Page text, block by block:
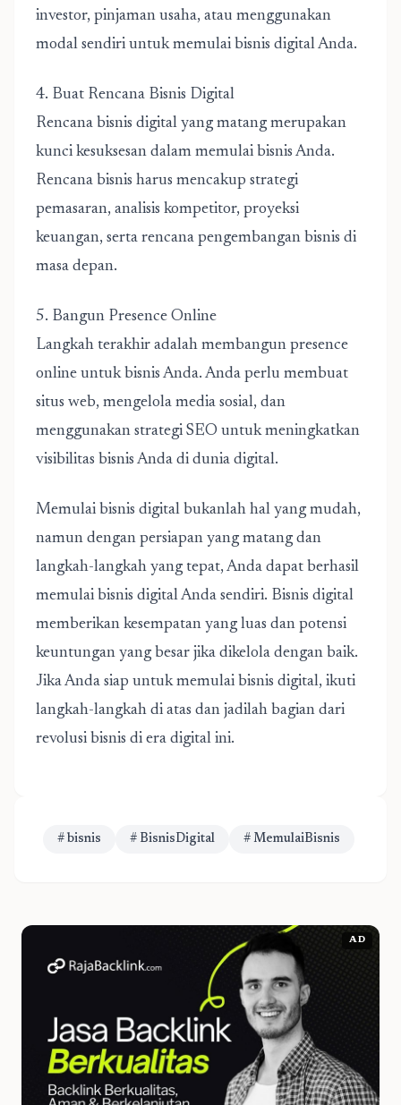
investor, pinjaman usaha, atau menggunakan
modal sendiri untuk memulai bisnis digital Anda.
4. Buat Rencana Bisnis Digital
Rencana bisnis digital yang matang merupakan
kunci kesuksesan dalam memulai bisnis Anda.
Rencana bisnis harus mencakup strategi
pemasaran, analisis kompetitor, proyeksi
keuangan, serta rencana pengembangan bisnis di
masa depan.
5. Bangun Presence Online
Langkah terakhir adalah membangun presence
online untuk bisnis Anda. Anda perlu membuat
situs web, mengelola media sosial, dan
menggunakan strategi SEO untuk meningkatkan
visibilitas bisnis Anda di dunia digital.
Memulai bisnis digital bukanlah hal yang mudah,
namun dengan persiapan yang matang dan
langkah-langkah yang tepat, Anda dapat berhasil
memulai bisnis digital Anda sendiri. Bisnis digital
memberikan kesempatan yang luas dan potensi
keuntungan yang besar jika dikelola dengan baik.
Jika Anda siap untuk memulai bisnis digital, ikuti
langkah-langkah di atas dan jadilah bagian dari
revolusi bisnis di era digital ini.
# bisnis # BisnisDigital # MemulaiBisnis
AD